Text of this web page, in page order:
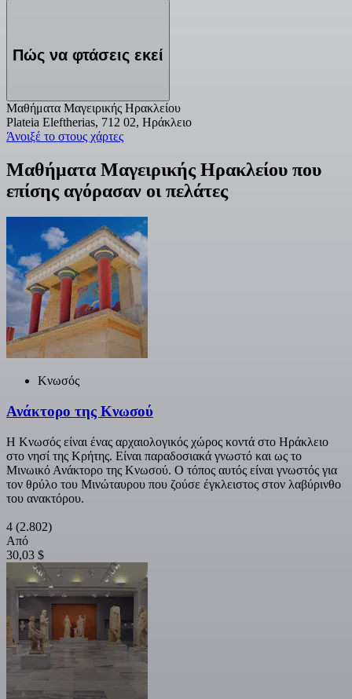
Πώς να φτάσεις εκεί
Μαθήματα Μαγειρικής Ηρακλείου
Plateia Eleftherias, 712 02, Ηράκλειο
Άνοιξέ το στους χάρτες
Μαθήματα Μαγειρικής Ηρακλείου που
επίσης αγόρασαν οι πελάτες
Κνωσός
Ανάκτορο της Κνωσού
Η Κνωσός είναι ένας αρχαιολογικός χώρος κοντά στο Ηράκλειο
στο νησί της Κρήτης. Είναι παραδοσιακά γνωστό και ως το
Μινωικό Ανάκτορο της Κνωσού. Ο τόπος αυτός είναι γνωστός για
τον θρύλο του Μινώταυρου που ζούσε έγκλειστος στον λαβύρινθο
του ανακτόρου.
4 (2.802)
Από
30,03 $